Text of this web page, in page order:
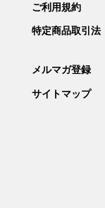
ご利用規約
特定商品取引法
メルマガ登録
サイトマップ